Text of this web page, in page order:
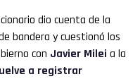
dio cuenta de la
bandera y cuestionó los
con Javier Milei a la
a registrar